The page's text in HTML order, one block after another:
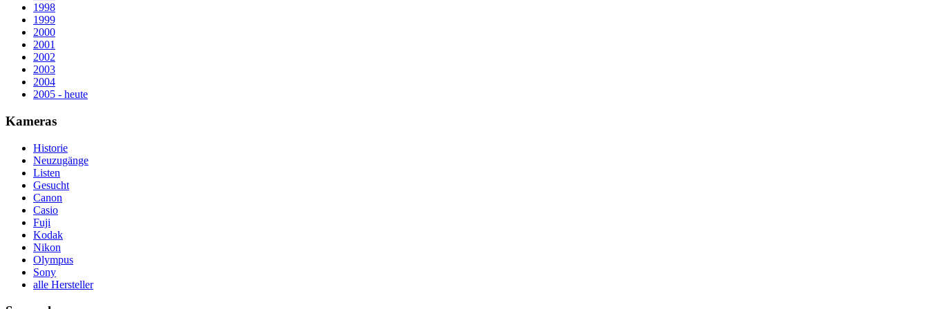
1998
1999
2000
2001
2002
2003
2004
2005 - heute
Kameras
Historie
Neuzugänge
Listen
Gesucht
Canon
Casio
Fuji
Kodak
Nikon
Olympus
Sony
alle Hersteller